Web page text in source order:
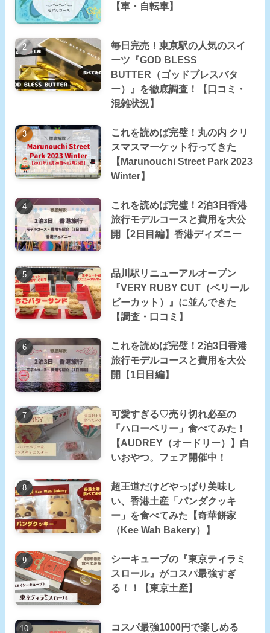
【車・自転車】
毎日完売！東京駅の人気のスイ
ーツ『GOD BLESS
BUTTER（ゴッドブレスバタ
ー）』を徹底調査！【口コミ・
混雑状況】
これを読めば完璧！丸の内 クリ
スマスマーケット行ってきた
【Marunouchi Street Park 2023
Winter】
これを読めば完璧！2泊3日香港
旅行モデルコースと費用を大公
開【2日目編】香港ディズニー
品川駅リニューアルオープン
『VERY RUBY CUT（ベリール
ビーカット）』に並んできた
【調査・口コミ】
これを読めば完璧！2泊3日香港
旅行モデルコースと費用を大公
開【1日目編】
可愛すぎる♡売り切れ必至の
「ハローベリー」食べてみた！
【AUDREY（オードリー）】白
いおやつ。フェア開催中！
超王道だけどやっぱり美味し
い、香港土産「パンダクッキ
ー」を食べてみた【奇華餅家
（Kee Wah Bakery）】
シーキューブの『東京ティラミ
スロール』がコスパ最強すぎ
る！！【東京土産】
コスパ最強1000円で楽しめる